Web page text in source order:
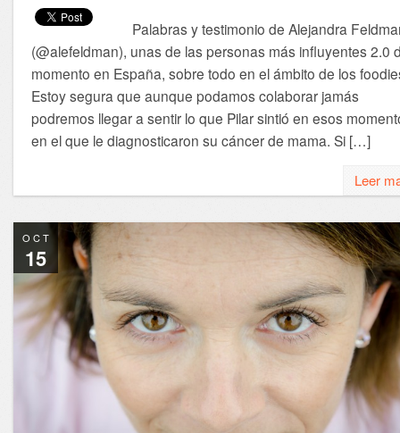
Palabras y testimonio de Alejandra
(@alefeldman), unas de las personas más influyentes 2.0
momento en España, sobre todo en el ámbito de los
Estoy segura que aunque podamos colaborar jamás
podremos llegar a sentir lo que Pilar sintió en esos
en el que le diagnosticaron su cáncer de mama. Si […]
Leer
OCT
15